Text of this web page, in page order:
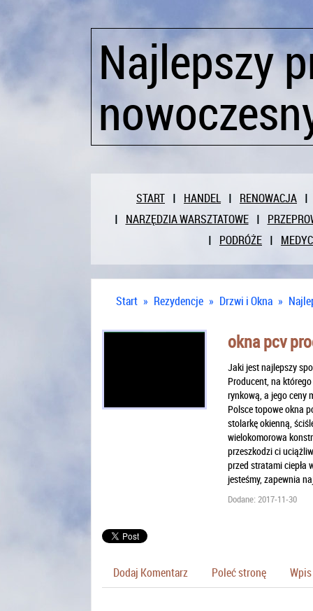
Najlepszy
START HANDEL
RENOWACJA
NARZĘDZIA WARSZTATOWE
PODRÓŻE
Start » Rezydencje » Drzwi i Okna »
okna pcv
Jaki jest najlepszy
Producent, na
rynkową, a jego ceny
Polsce topowe okna
stolarkę okienną,
wielokomorowa
przeszkodzi ci
przed stratami ciepła
jesteśmy, zapewnia
Dodane: 2017-11-30
Dodaj Komentarz Poleć stronę